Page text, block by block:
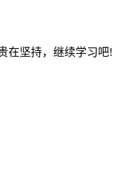
在坚持，继续学习吧!